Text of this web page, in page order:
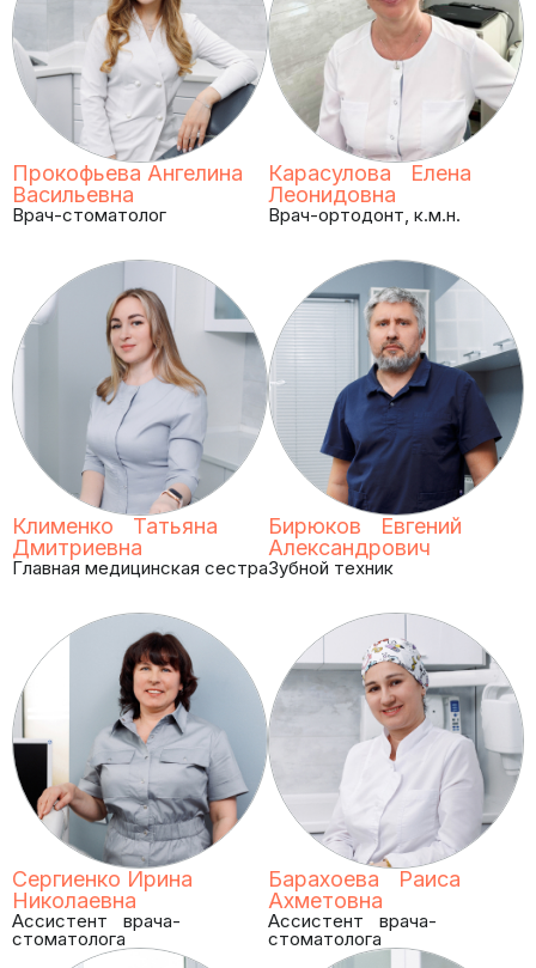
Прокофьева Ангелина
Васильевна
Врач-стоматолог
Карасулова Елена
Леонидовна
Врач-ортодонт, к.м.н.
Клименко Татьяна
Дмитриевна
Главная медицинская сестра
Бирюков Евгений
Александрович
Зубной техник
Сергиенко Ирина
Николаевна
Ассистент врача-
стоматолога
Барахоева Раиса
Ахметовна
Ассистент врача-
стоматолога